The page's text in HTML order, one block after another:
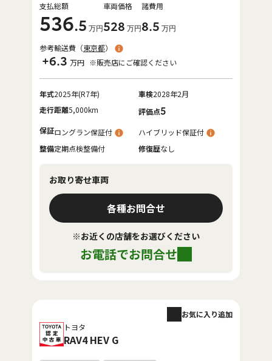
支払総額
536.5 万円
車両価格
528 万円
諸費用
8.5 万円
参考輸送費（東京都）
+6.3 万円 ※販売店にご確認ください
年式2025年(R7年) 車検2028年2月
走行距離5,000km 評価点5
保証ロングラン保証付
ハイブリッド保証付
整備定期点検整備付 修復歴なし
お取り寄せ車両
各種お問合せ
※お近くの店舗をお選びください
お電話でお問合せ
トヨタ
RAV4 HEV G
お気に入り追加